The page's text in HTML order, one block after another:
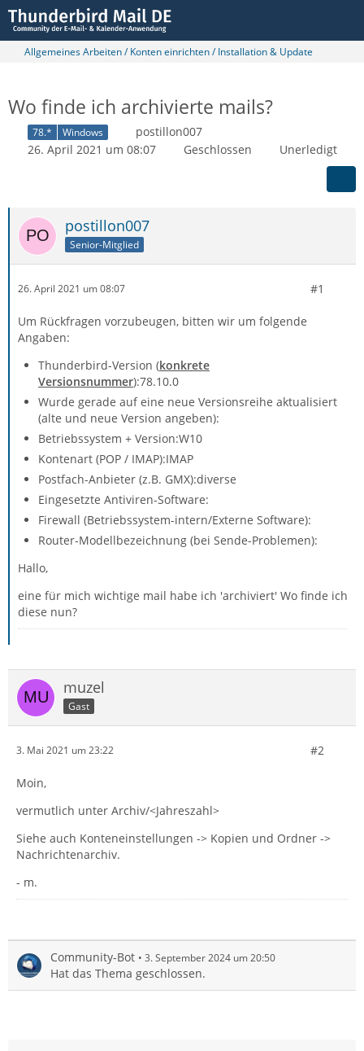
Allgemeines Arbeiten / Konten einrichten / Installation & Update
Wo finde ich archivierte mails?
78.* Windows
postillon007
26. April 2021 um 08:07
Geschlossen Unerledigt
postillon007
Senior-Mitglied
26. April 2021 um 08:07 #1
Um Rückfragen vorzubeugen, bitten wir um folgende
Angaben:
Thunderbird-Version (konkrete
Versionsnummer):78.10.0
Wurde gerade auf eine neue Versionsreihe aktualisiert
(alte und neue Version angeben):
Betriebssystem + Version:W10
Kontenart (POP / IMAP):IMAP
Postfach-Anbieter (z.B. GMX):diverse
Eingesetzte Antiviren-Software:
Firewall (Betriebssystem-intern/Externe Software):
Router-Modellbezeichnung (bei Sende-Problemen):
Hallo,
eine für mich wichtige mail habe ich 'archiviert' Wo finde ich
diese nun?
muzel
Gast
3. Mai 2021 um 23:22 #2
Moin,
vermutlich unter Archiv/<Jahreszahl>
Siehe auch Konteneinstellungen -> Kopien und Ordner ->
Nachrichtenarchiv.
- m.
Community-Bot 3. September 2024 um 20:50
Hat das Thema geschlossen.